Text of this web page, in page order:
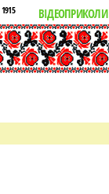
1915 ВІДЕОПРИКОЛИ